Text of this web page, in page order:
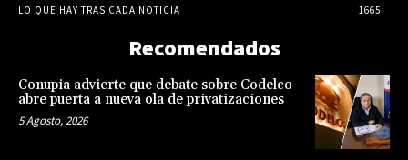
LO QUE HAY TRAS CADA NOTICIA
1665
Recomendados
Conupia advierte que debate sobre Codelco
abre puerta a nueva ola de privatizaciones
5 Agosto, 2026